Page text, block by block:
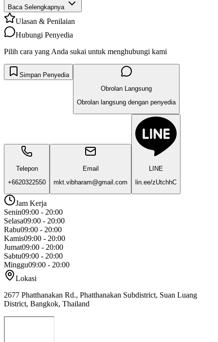
Baca Selengkapnya
Ulasan & Penilaian
Hubungi Penyedia
Pilih cara yang Anda sukai untuk menghubungi kami
Simpan Penyedia
Obrolan Langsung
Obrolan langsung dengan penyedia
Telepon
+6620322550
Email
mkt.vibharam@gmail.com
LINE
lin.ee/zUtchhC
Jam Kerja
Senin09:00 - 20:00
Selasa09:00 - 20:00
Rabu09:00 - 20:00
Kamis09:00 - 20:00
Jumat09:00 - 20:00
Sabtu09:00 - 20:00
Minggu09:00 - 20:00
Lokasi
2677 Phatthanakan Rd., Phatthanakan Subdistrict, Suan Luang
District, Bangkok, Thailand